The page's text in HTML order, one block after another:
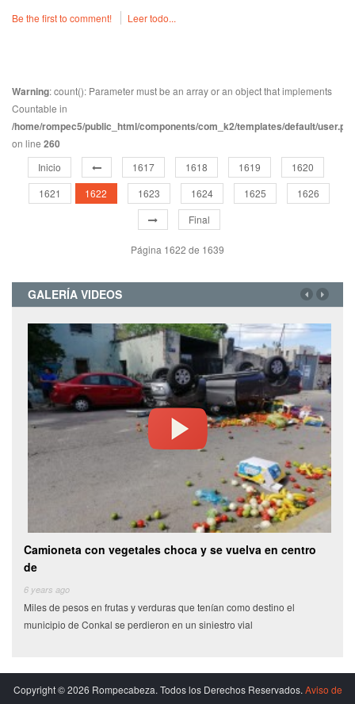
Be the first to comment! Leer todo...
Warning: count(): Parameter must be an array or an object that implements
Countable in
/home/rompec5/public_html/components/com_k2/templates/default/
on line 260
Inicio 1617 1618 1619
1620
1621
1622 1623 1624 1625
1626
Final
Página 1622 de 1639
GALERÍA VIDEOS
y se vuelva en centro
tenían como destino el
siniestro vial
Video: Alcoholizado sujeto roba
Tras una persecución, elementos de la
Publica (SSP) detuvieron a un sujeto que en
Copyright © 2026 Rompecabeza. Todos los Derechos Reservados. Aviso de